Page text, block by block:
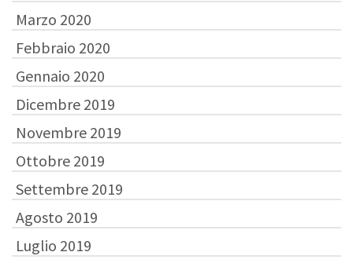
Marzo 2020
Febbraio 2020
Gennaio 2020
Dicembre 2019
Novembre 2019
Ottobre 2019
Settembre 2019
Agosto 2019
Luglio 2019